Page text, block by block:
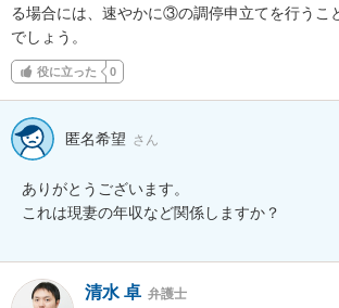
る場合には、速やかに③の調停申立てを行うこ
でしょう。
役に立った 0
匿名希望 さん
ありがとうございます。
これは現妻の年収など関係しますか？
清水 卓 弁護士